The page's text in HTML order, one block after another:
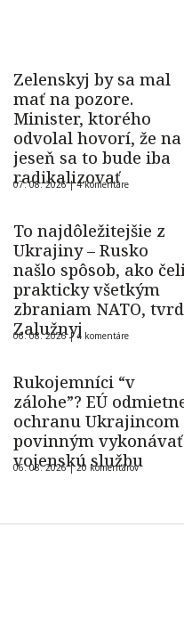
Zelenskyj by sa mal
mať na pozore.
Minister, ktorého
odvolal hovorí, že na
jeseň sa to bude iba
radikalizovať
07. 08. 2026 |4 komentáre
To najdôležitejšie z
Ukrajiny – Rusko
našlo spôsob, ako
prakticky všetkým
zbraniam NATO,
Zalužnyj
06. 08. 2026 |4 komentáre
Rukojemníci “v
zálohe”? EÚ
ochranu Ukrajincom
povinným vykonávať
vojenskú službu
06. 08. 2026 |20 komentárov